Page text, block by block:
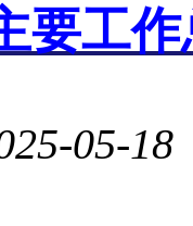
要工
05-18